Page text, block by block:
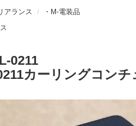
アランス
・M-電装品
0211
カーリングコン